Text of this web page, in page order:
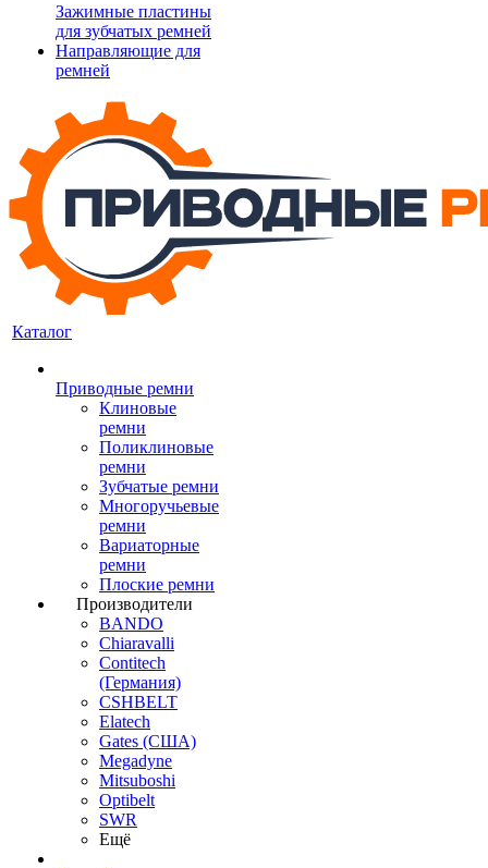
Зажимные пластины
для зубчатых ремней
Направляющие для
ремней
Каталог
Приводные ремни
Клиновые
ремни
Поликлиновые
ремни
Зубчатые ремни
Многоручьевые
ремни
Вариаторные
ремни
Плоские ремни
Производители
BANDO
Chiaravalli
Contitech
(Германия)
CSHBELT
Elatech
Gates (США)
Megadyne
Mitsuboshi
Optibelt
SWR
Ещё